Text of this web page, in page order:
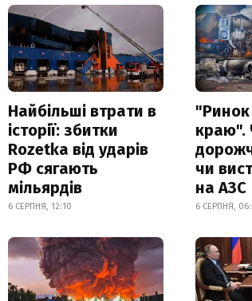
Найбільші втрати в
історії: збитки
Rozetka від ударів
РФ сягають
мільярдів
6 СЕРПНЯ, 12:10
краю".
чи
на АЗС
6 СЕРПНЯ,